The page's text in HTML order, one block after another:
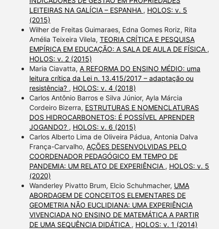
LEITEIRAS NA GALÍCIA – ESPANHA , HOLOS: v. 5
(2015)
Wilher de Freitas Guimaraes, Edna Gomes Roriz, Rita
Amélia Teixeira Vilela, TEORIA CRÍTICA E PESQUISA
EMPÍRICA EM EDUCAÇÃO: A SALA DE AULA DE FÍSICA ,
HOLOS: v. 2 (2015)
Maria Ciavatta, A REFORMA DO ENSINO MÉDIO: uma
leitura crítica da Lei n. 13.415/2017 – adaptação ou
resistência? , HOLOS: v. 4 (2018)
Carlos Antônio Barros e Silva Júnior, Ayla Márcia
Cordeiro Bizerra, ESTRUTURAS E NOMENCLATURAS
DOS HIDROCARBONETOS: É POSSÍVEL APRENDER
JOGANDO? , HOLOS: v. 6 (2015)
Carlos Alberto Lima de Oliveira Pádua, Antonia Dalva
França-Carvalho, AÇÕES DESENVOLVIDAS PELO
COORDENADOR PEDAGÓGICO EM TEMPO DE
PANDEMIA: UM RELATO DE EXPERIÊNCIA , HOLOS: v. 5
(2020)
Wanderley Pivatto Brum, Elcio Schuhmacher, UMA
ABORDAGEM DE CONCEITOS ELEMENTARES DE
GEOMETRIA NÃO EUCLIDIANA: UMA EXPERIÊNCIA
VIVENCIADA NO ENSINO DE MATEMÁTICA A PARTIR
DE UMA SEQUÊNCIA DIDÁTICA , HOLOS: v. 1 (2014)